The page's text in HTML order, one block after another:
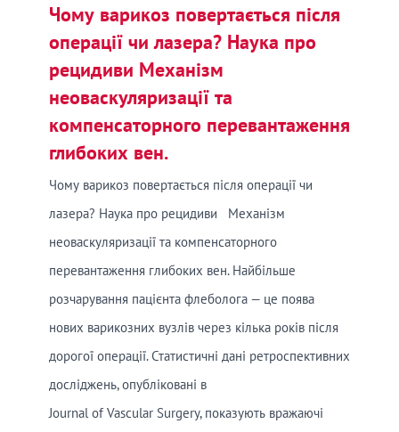
Чому варикоз повертається після
операції чи лазера? Наука про
рецидиви Механізм
неоваскуляризації та
компенсаторного перевантаження
глибоких вен.
Чому варикоз повертається після операції чи
лазера? Наука про рецидиви Механізм
неоваскуляризації та компенсаторного
перевантаження глибоких вен. Найбільше
розчарування пацієнта флеболога — це поява
нових варикозних вузлів через кілька років після
дорогої операції. Статистичні дані ретроспективних
досліджень, опубліковані в
Journal of Vascular Surgery, показують вражаючі